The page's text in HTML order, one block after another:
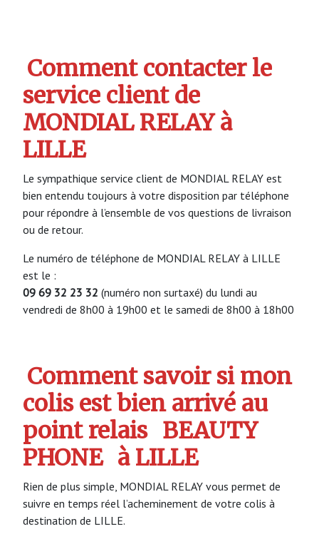
Comment contacter le
service client de
MONDIAL RELAY à
LILLE
Le sympathique service client de MONDIAL RELAY est
bien entendu toujours à votre disposition par téléphone
pour répondre à l’ensemble de vos questions de livraison
ou de retour.
Le numéro de téléphone de MONDIAL RELAY à LILLE
est le :
09 69 32 23 32 (numéro non surtaxé) du lundi au
vendredi de 8h00 à 19h00 et le samedi de 8h00 à 18h00
Comment savoir si mon
colis est bien arrivé au
point relais BEAUTY
PHONE à LILLE
Rien de plus simple, MONDIAL RELAY vous permet de
suivre en temps réel l’acheminement de votre colis à
destination de LILLE.